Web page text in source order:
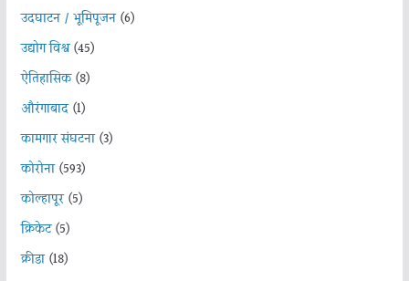
उदघाटन / भूमिपूजन(6)
उद्योग विश्व(45)
ऐतिहासिक(8)
औरंगाबाद(1)
कामगार संघटना(3)
कोरोना(593)
कोल्हापूर(5)
क्रिकेट(5)
क्रीडा(18)